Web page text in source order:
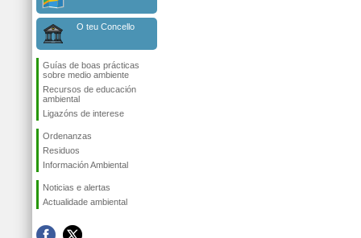
O teu Concello
Guías de boas prácticas
sobre medio ambiente
Recursos de educación
ambiental
Ligazóns de interese
Ordenanzas
Residuos
Información Ambiental
Noticias e alertas
Actualidade ambiental